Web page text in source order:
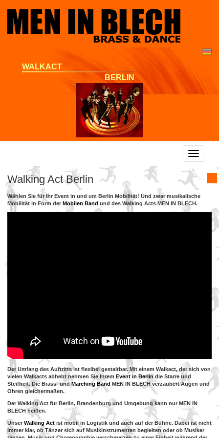
WALKACT
BERLIN
Toggle
Walking Act Berlin
Wählen Sie für Ihr Event in und um Berlin Mobilität! Und zwar musikalische
Mobilität in Form der Mobilen Band und des Walking Acts MEN IN BLECH.
Der Umfang des Auftritts ist flexibel gestaltbar. Mit einem Walkact, der sich von
vielen Walkacts abhebt nehmen Sie Ihrem Event in Berlindie Starre und
Steifheit. Die Brass- undMarching Band MEN IN BLECH verzaubert Augen und
Ohren gleichermaßen.
Der Walking Act für Berlin, Brandenburg und Umgebung kann nur MEN IN
BLECH heißen.
Unser Walking Act ist mobil in Logistik und auch auf der Bühne. Dabei ist nicht
immer klar, ob Tänzer sich auf Musikinstrumenten begleiten oder ob Musiker